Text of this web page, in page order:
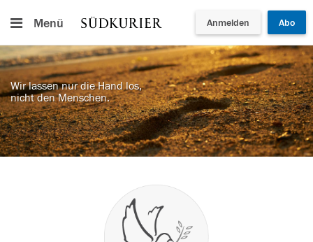
Menü Anmelden Abo
Wir lassen nur die Hand los,
nicht den Menschen.